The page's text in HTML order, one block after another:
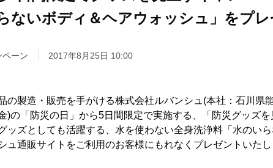
ないボディ＆ヘアウォッシュ」をプレ
ペーン 2017年8月25日 10:00
の製造・販売を手がける株式会社ルバンシュ(本社：石川県
)の「防災の日」から5日間限定で実施する、「防災グッズ
ッズとしても活躍する、水を使わない全身洗浄料「水のい
ュ通販サイトをご利用のお客様にもれなくプレゼントいたし